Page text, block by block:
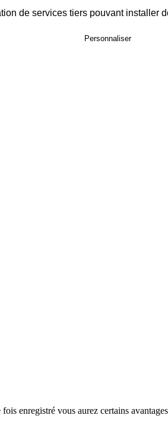
fois enregistré vous aurez certains
de services tiers pouvant installer
Personnaliser